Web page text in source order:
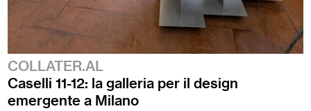
COLLATER.AL
Caselli 11-12: la galleria per il design
emergente a Milano